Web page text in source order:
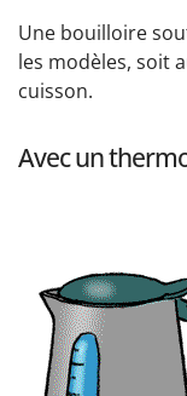
Une bouilloire
les modèles, soit
cuisson.
Avec un